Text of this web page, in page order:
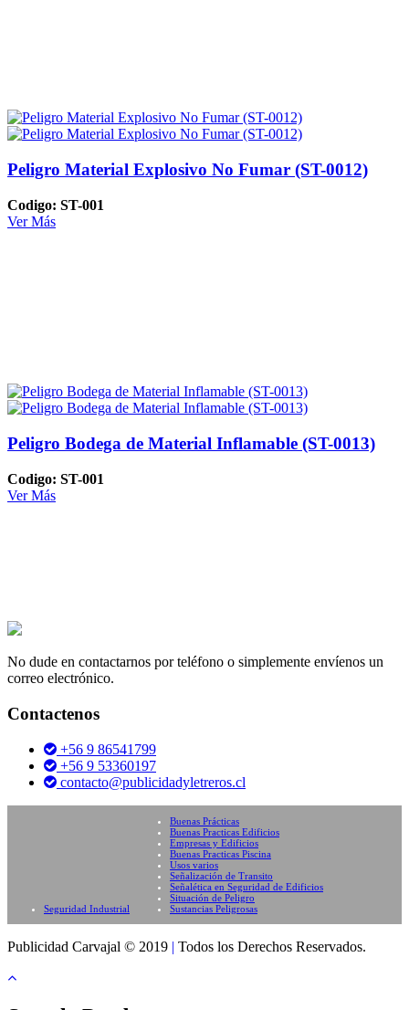
Peligro Material Explosivo No Fumar (ST-0012)
Codigo: ST-001
Ver Más
Peligro Bodega de Material Inflamable (ST-0013)
Codigo: ST-001
Ver Más
No dude en contactarnos por teléfono o simplemente envíenos un
correo electrónico.
Contactenos
+56 9 86541799
+56 9 53360197
contacto@publicidadyletreros.cl
Seguridad Industrial
Buenas Prácticas
Buenas Practicas Edificios
Empresas y Edificios
Buenas Practicas Piscina
Usos varios
Señalización de Transito
Señalética en Seguridad de Edificios
Situación de Peligro
Sustancias Peligrosas
Publicidad Carvajal © 2019 | Todos los Derechos Reservados.